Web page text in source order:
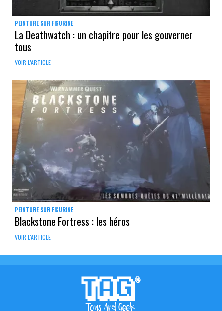
PEINTURE SUR FIGURINE
La Deathwatch : un chapitre pour les gouverner
tous
VOIR L'ARTICLE
PEINTURE SUR FIGURINE
Blackstone Fortress : les héros
VOIR L'ARTICLE